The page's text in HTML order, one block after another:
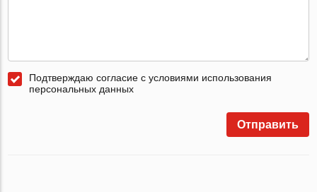
Подтверждаю согласие с условиями использования
персональных данных
Отправить